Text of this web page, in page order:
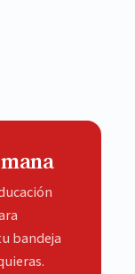
bandeja